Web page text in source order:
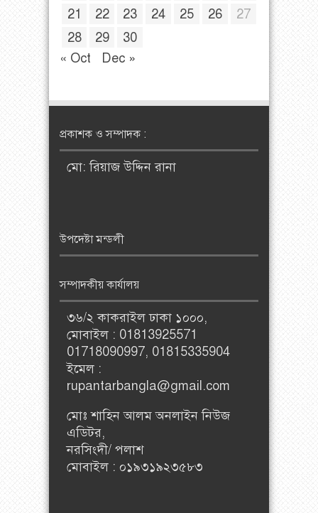
21
22 23 24 25 26
27
28
29
30
« Oct
Dec »
প্রকাশক ও সম্পাদক :
মো: রিয়াজ উদ্দিন রানা
উপদেষ্টা মন্ডলী
সম্পাদকীয় কার্যালয়
৩৬/২ কাকরাইল ঢাকা ১০০০,
মোবাইল : 01813925571
01718090997, 01815335904
ইমেল :
rupantarbangla@gmail.com
মোঃ শাহিন আলম অনলাইন নিউজ
এডিটর,
নরসিংদী/ পলাশ
মোবাইল : ০১৯৩১৯২৩৫৮৩